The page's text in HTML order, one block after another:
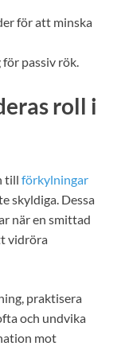
för att minska
passiv rök.
roll i
till förkylningar
skyldiga. Dessa
när en smittad
vidröra
praktisera
och undvika
mot